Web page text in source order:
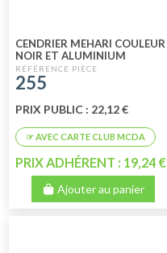
CENDRIER MEHARI COULEUR
NOIR ET ALUMINIUM
255
PRIX PUBLIC : 22,12 €
PRIX ADHÉRENT : 19,24 €
Ajouter au panier